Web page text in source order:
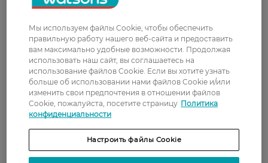
ЭКОЛОГИЧЕСКАЯ УПАКОВКА Пригодно
переработанного пластика (кроме крышки,
красителей, приложений).
Рейтинг и отзывы
0
З 0 відгуків
Мы используем файлы Cookie, чтобы обеспечить
правильную работу нашего веб-сайта и предоставить
вам максимально удобные возможности. Продолжая
использовать наш сайт, вы соглашаетесь на
использование файлов Cookie. Если вы хотите узнать
больше об использовании нами файлов Cookie и/или
изменить свои предпочтения в отношении файлов
Cookie, пожалуйста, посетите страницу Политика
конфиденциальности
Настроить файлы Cookie